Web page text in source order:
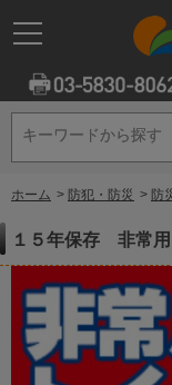
キーワードから探す
キーワードから探す
ホーム > 防犯・防災 > 防
１５年保存 非常